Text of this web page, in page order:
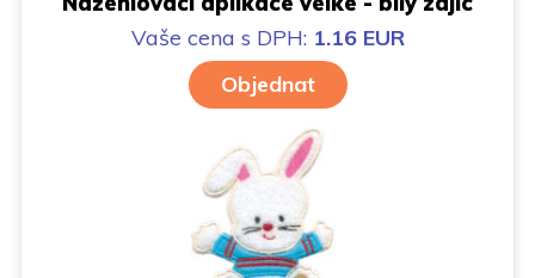
Vaše cena s DPH: 1.16 EUR
Objednat